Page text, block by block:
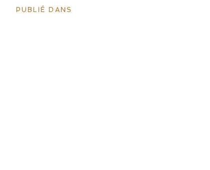
PUBLIÉ DANS